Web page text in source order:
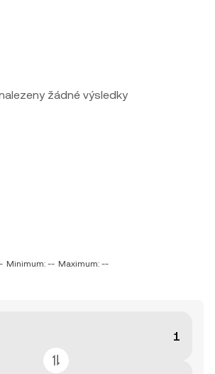
žádné výsledky
Minimum: -- Maximum: --